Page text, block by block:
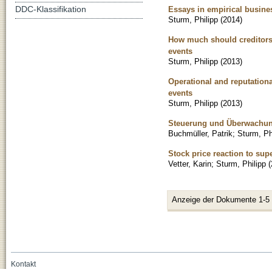
Essays in empirical
Sturm, Philipp (2014)
How much should
events
Sturm, Philipp (2013)
Operational and
events
Sturm, Philipp (2013)
Steuerung und
Buchmüller, Patrik; Sturm,
Stock price reaction to
Vetter, Karin; Sturm, Philipp (
Anzeige der Dokumente 1-5
DDC-Klassifikation
Kontakt